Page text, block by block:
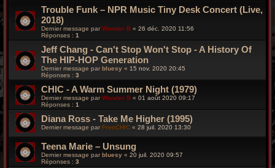
Trouble Funk – NPR Music Tiny Desk Concert (Live,
2018)
Dernier message par Wonder B « 26 déc. 2020 11:56
Réponses : 1
Jeff Chang - Can't Stop Won't Stop - A History Of
The HIP-HOP Generation
Dernier message par bluesy « 15 nov. 2020 20:45
Réponses : 3
CHIC - A Warm Summer Night (1979)
Dernier message parWonder B « 01 août 2020 09:17
Réponses : 1
Diana Ross - Take Me Higher (1995)
Dernier message par FrenCHIC « 28 juil. 2020 13:30
Teena Marie – Unsung
Dernier message parbluesy « 20 juil. 2020 09:57
Réponses : 3